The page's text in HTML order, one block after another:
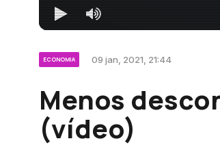
ECONOMIA 09 jan, 2021, 21:44
Menos
(vídeo)